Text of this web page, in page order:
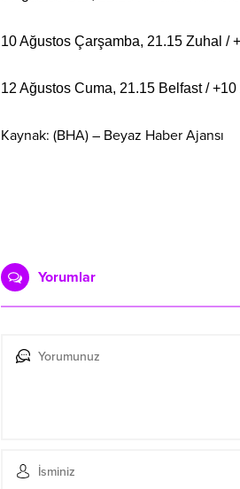
10 Ağustos Çarşamba, 21.15 Zuhal /
12 Ağustos Cuma, 21.15 Belfast / +10
Kaynak: (BHA) – Beyaz Haber Ajansı
Yorumlar